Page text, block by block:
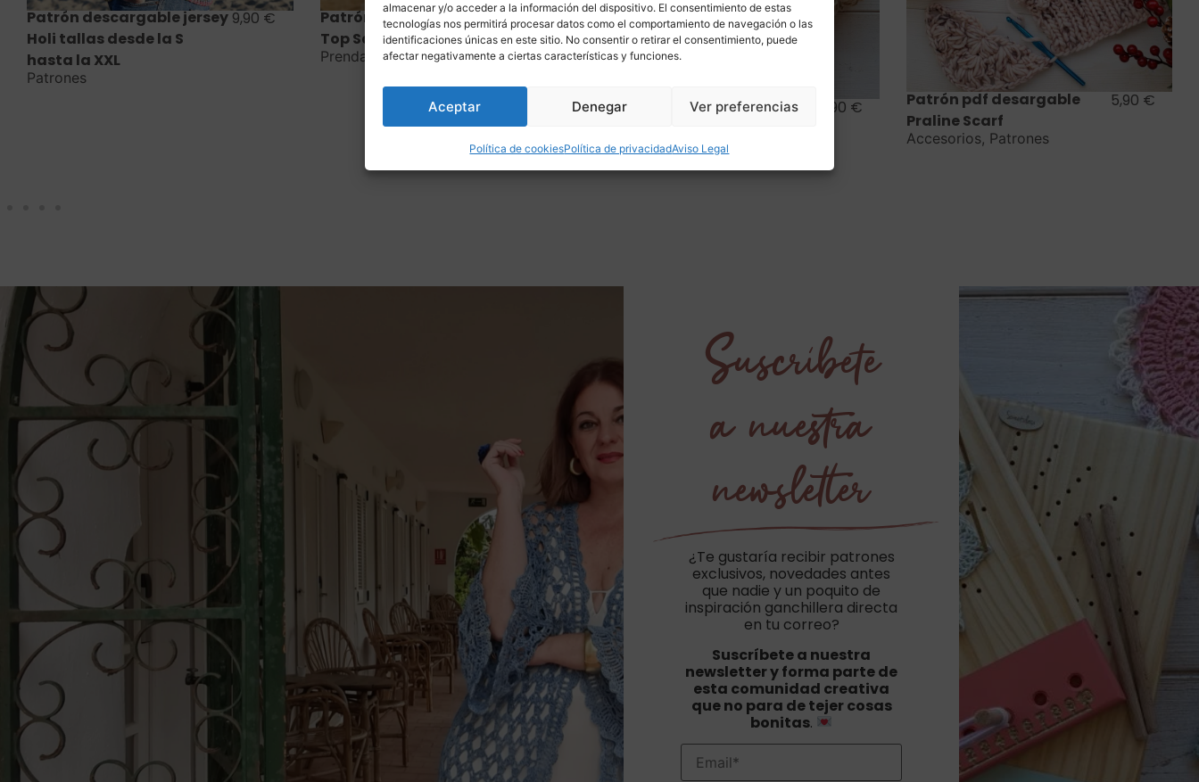
almacenar y/o acceder a la información del dispositivo. El consentimiento de estas
tecnologías nos permitirá procesar datos como el comportamiento de navegación o las
identificaciones únicas en este sitio. No consentir o retirar el consentimiento, puede
afectar negativamente a ciertas características y funciones.
Aceptar Denegar Ver preferencias
Política de cookiesPolítica de privacidadAviso Legal
Patrón pdf descargable
Top SaKura
Prendas,Patrones
9,90 €
Patrón descargable bolso
Patrón pdf desargable
5,90€
Patrón pdf descargable
Cojín Mojácar
Hogar,Patrones
4,90€
Suscríbete
a nuestra
newsletter
¿Te gustaría recibir patrones
exclusivos, novedades antes
que nadie y un poquito de
inspiración ganchillera directa
en tu correo?
Suscríbete a nuestra
newsletter y forma parte de
esta comunidad creativa
que no para de tejer cosas
bonitas.